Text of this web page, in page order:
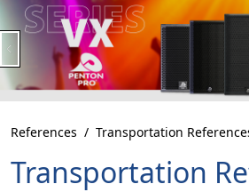
Previous
References Transportation
Transportation